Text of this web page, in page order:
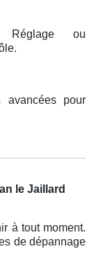
Réglage ou
avancées pour
le Jaillard
à tout moment.
de dépannage